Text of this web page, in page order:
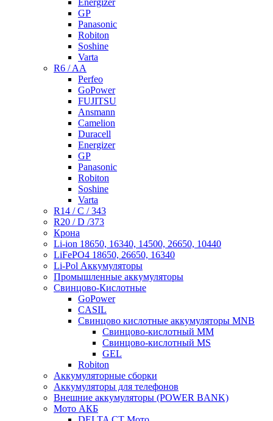
Energizer
GP
Panasonic
Robiton
Soshine
Varta
R6 / AA
Perfeo
GoPower
FUJITSU
Ansmann
Camelion
Duracell
Energizer
GP
Panasonic
Robiton
Soshine
Varta
R14 / C / 343
R20 / D /373
Крона
Li-ion 18650, 16340, 14500, 26650, 10440
LiFePO4 18650, 26650, 16340
Li-Pol Аккумуляторы
Промышленные аккумуляторы
Свинцово-Кислотные
GoPower
CASIL
Свинцово кислотные аккумуляторы MNB
Cвинцово-кислотный MM
Cвинцово-кислотный MS
GEL
Robiton
Аккумуляторные сборки
Аккумуляторы для телефонов
Внешние аккумуляторы (POWER BANK)
Мото АКБ